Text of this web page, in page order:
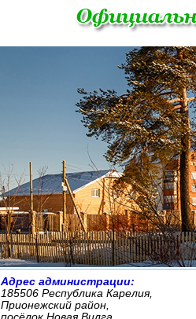
Адрес администрации:
185506 Республика Карелия,
Прионежский район,